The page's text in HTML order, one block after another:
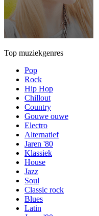
Top muziekgenres
Pop
Rock
Hip Hop
Chillout
Country
Gouwe ouwe
Electro
Alternatief
Jaren '80
Klassiek
House
Jazz
Soul
Classic rock
Blues
Latin